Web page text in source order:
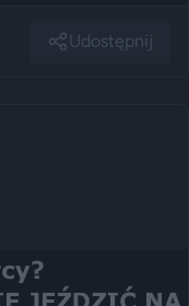
Udostępnij